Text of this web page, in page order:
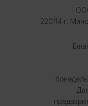
220114 г.